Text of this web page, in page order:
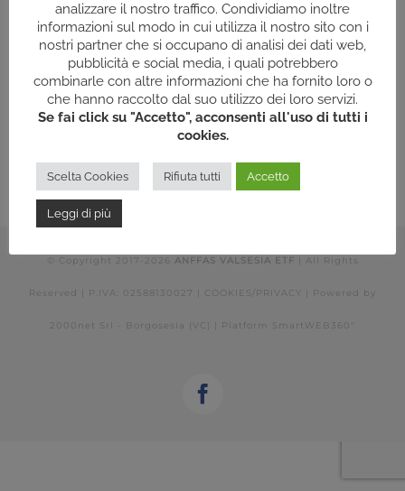
© Copyright 2017- 2026 ANFFAS VALSESIA ETF | All Rights
Reserved | P.IVA: 02588130027 | COOKIES/PRIVACY | Powered by
2000net Srl - Borgosesia (VC) | Platform SmartWEB360°
Facebook
analizzare il nostro traffico. Condividiamo inoltre
informazioni sul modo in cui utilizza il nostro sito con i
nostri partner che si occupano di analisi dei dati web,
pubblicità e social media, i quali potrebbero
combinarle con altre informazioni che ha fornito loro o
che hanno raccolto dal suo utilizzo dei loro servizi.
Se fai click su "Accetto", acconsenti all'uso di tutti i
cookies.
Scelta Cookies Rifiuta tutti Accetto
Leggi di più